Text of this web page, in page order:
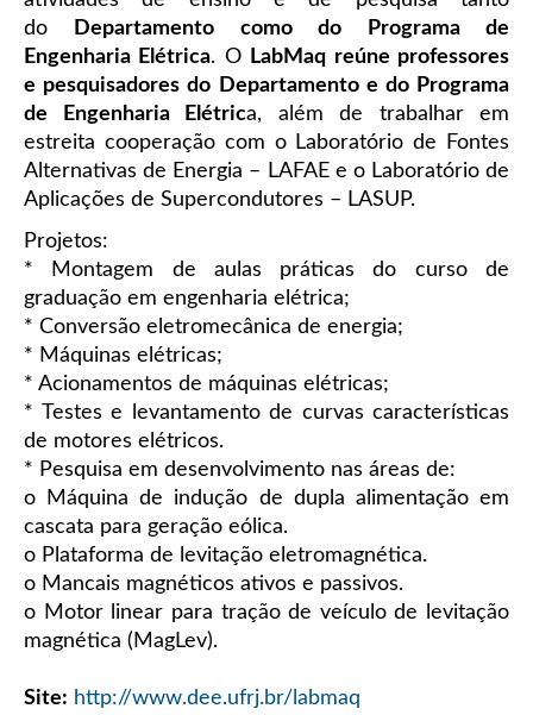
do
Departamento como do Programa de
Engenharia Elétrica. O LabMaq reúne professores
e pesquisadores do Departamento e do Programa
de Engenharia Elétrica, além de trabalhar em
estreita cooperação com o Laboratório de Fontes
Alternativas de Energia – LAFAE e o Laboratório de
Aplicações de Supercondutores – LASUP.
Projetos:
* Montagem de aulas práticas do curso de
graduação em engenharia elétrica;
* Conversão eletromecânica de energia;
* Máquinas elétricas;
* Acionamentos de máquinas elétricas;
* Testes e levantamento de curvas características
de motores elétricos.
* Pesquisa em desenvolvimento nas áreas de:
o Máquina de indução de dupla alimentação em
cascata para geração eólica.
o Plataforma de levitação eletromagnética.
o Mancais magnéticos ativos e passivos.
o Motor linear para tração de veículo de levitação
magnética (MagLev).
Site: http://www.dee.ufrj.br/labmaq